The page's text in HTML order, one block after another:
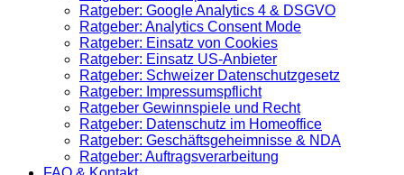
Ratgeber: Google Analytics 4 & DSGVO
Ratgeber: Analytics Consent Mode
Ratgeber: Einsatz von Cookies
Ratgeber: Einsatz US-Anbieter
Ratgeber: Schweizer Datenschutzgesetz
Ratgeber: Impressumspflicht
Ratgeber Gewinnspiele und Recht
Ratgeber: Datenschutz im Homeoffice
Ratgeber: Geschäftsgeheimnisse & NDA
Ratgeber: Auftragsverarbeitung